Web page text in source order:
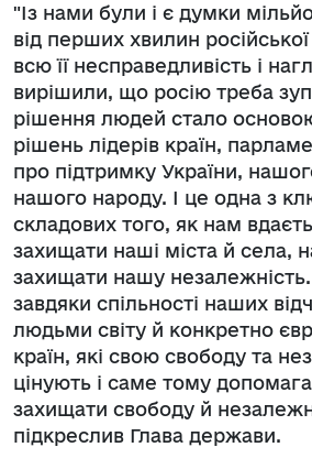
"Із нами були і є думки
від перших хвилин російської
всю її несправедливість і
вирішили, що росію треба
рішення людей стало
рішень лідерів країн,
про підтримку України,
нашого народу. І це одна з
складових того, як нам
захищати наші міста й села,
захищати нашу
завдяки спільності наших
людьми світу й конкретно
країн, які свою свободу та
цінують і саме тому
захищати свободу й
підкреслив Глава держави.